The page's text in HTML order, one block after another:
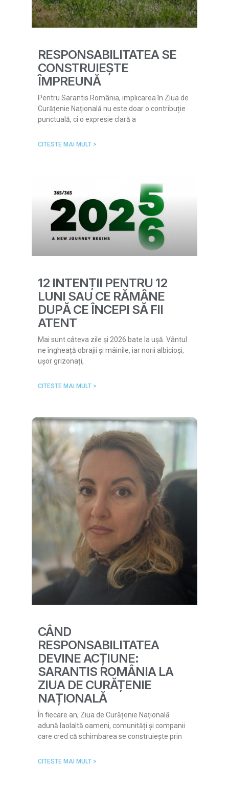
RESPONSABILITATEA SE
CONSTRUIEȘTE
ÎMPREUNĂ
Pentru Sarantis România, implicarea în Ziua de
Curățenie Națională nu este doar o contribuție
punctuală, ci o expresie clară a
CITESTE MAI MULT >
12 INTENȚII PENTRU 12
LUNI SAU CE RĂMÂNE
DUPĂ CE ÎNCEPI SĂ FII
ATENT
Mai sunt câteva zile și 2026 bate la ușă. Vântul
ne îngheață obrajii și mâinile, iar norii albicioși,
ușor grizonați,
CITESTE MAI MULT >
CÂND
RESPONSABILITATEA
DEVINE ACȚIUNE:
SARANTIS ROMÂNIA LA
ZIUA DE CURĂȚENIE
NAȚIONALĂ
În fiecare an, Ziua de Curățenie Națională
adună laolaltă oameni, comunități și companii
care cred că schimbarea se construiește prin
CITESTE MAI MULT >